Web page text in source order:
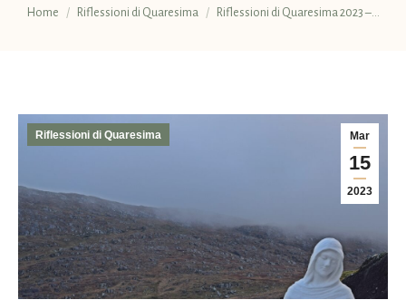
Tu sei qui:
Home Riflessioni di Quaresima Riflessioni di Quaresima 2023 –…
Mar
15
2023
Riflessioni di Quaresima